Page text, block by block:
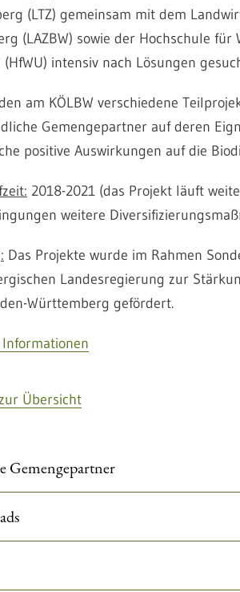
(LTZ) gemeinsam mit dem
(LAZBW) sowie der Hochschule
intensiv nach Lösungen
am KÖLBW verschiedene
Gemengepartner auf deren
positive Auswirkungen auf die
2018-2021 (das Projekt läuft
weitere
Das Projekte wurde im Rahmen
Landesregierung zur
Württemberg gefördert.
Übersicht
Gemengepartner